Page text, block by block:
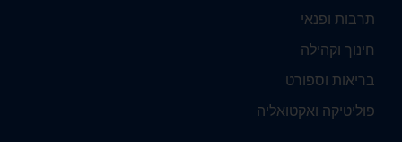
תרבות ופנאי
חינוך וקהילה
בריאות וספורט
פוליטיקה ואקטואליה